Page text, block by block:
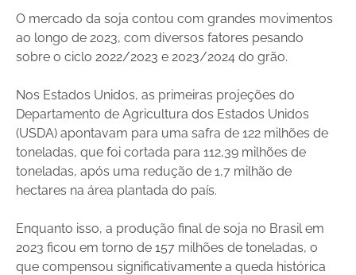
O mercado da soja contou com grandes movimentos
ao longo de 2023, com diversos fatores pesando
sobre o ciclo 2022/2023 e 2023/2024 do grão.
Nos Estados Unidos, as primeiras projeções do
Departamento de Agricultura dos Estados Unidos
(USDA) apontavam para uma safra de 122 milhões de
toneladas, que foi cortada para 112,39 milhões de
toneladas, após uma redução de 1,7 milhão de
hectares na área plantada do país.
Enquanto isso, a produção final de soja no Brasil em
2023 ficou em torno de 157 milhões de toneladas, o
que compensou significativamente a queda histórica